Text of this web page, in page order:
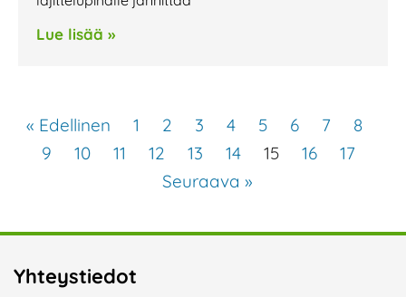
Lue lisää »
« Edellinen 1 2 3 4 5 6 7
8
9
10 11 12 13 14 15 16
17
Seuraava »
Yhteystiedot